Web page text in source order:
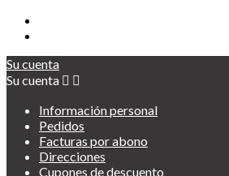
Su cuenta
Su cuenta  
Información personal
Pedidos
Facturas por abono
Direcciones
Cupones de descuento